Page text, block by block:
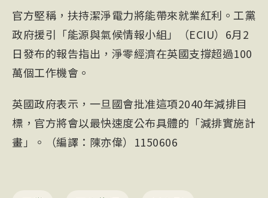
官方堅稱，扶持潔淨電力將能帶來就業紅利。工黨
政府援引「能源與氣候情報小組」（ECIU）6月2
日發布的報告指出，淨零經濟在英國支撐超過100
萬個工作機會。
英國政府表示，一旦國會批准這項2040年減排目
標，官方將會以最快速度公布具體的「減排實施計
畫」。（編譯：陳亦偉）1150606